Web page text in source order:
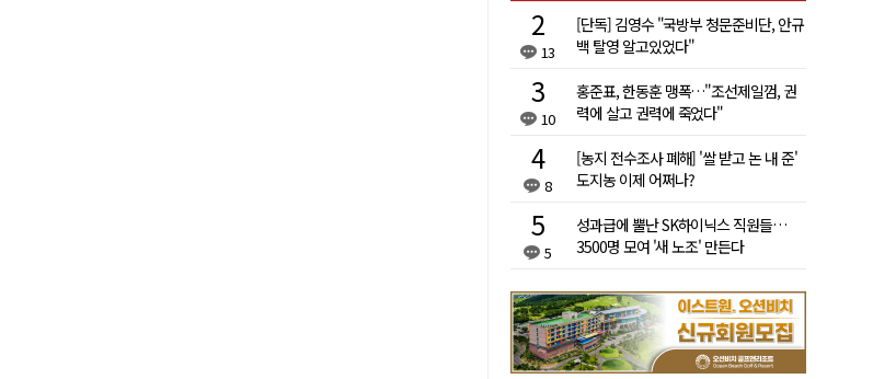
13
[단독] 김영수 "국방부 청문준비단, 안규
백 탈영 알고있었다"
10
홍준표, 한동훈 맹폭…"조선제일껌, 권
력에 살고 권력에 죽었다"
8
[농지 전수조사 폐해] '쌀 받고 논 내 준'
도지농 이제 어쩌나?
5
성과급에 뿔난 SK하이닉스 직원들…
3500명 모여 '새 노조' 만든다